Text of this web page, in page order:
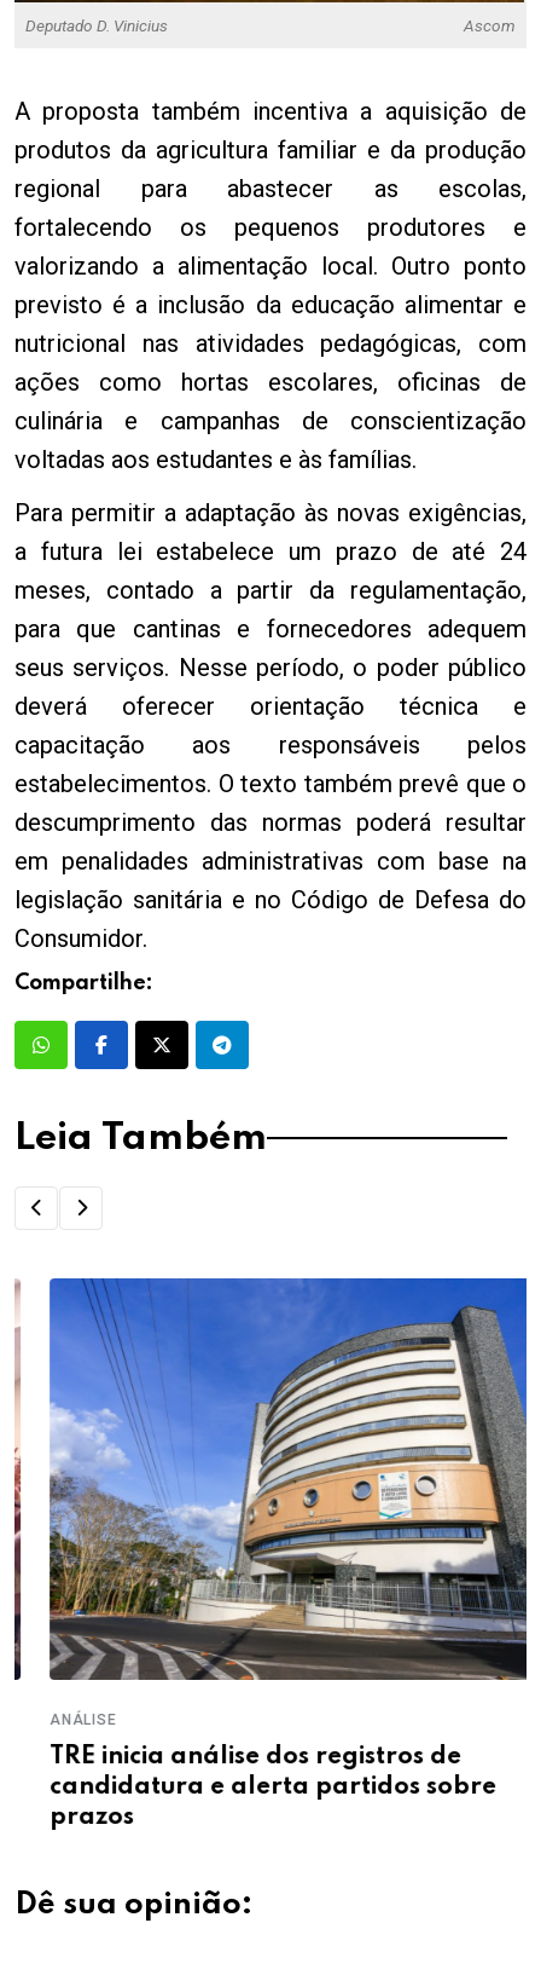
Deputado D. Vinicius Ascom
A proposta também incentiva a aquisição de
produtos da agricultura familiar e da produção
regional para abastecer as escolas,
fortalecendo os pequenos produtores e
valorizando a alimentação local. Outro ponto
previsto é a inclusão da educação alimentar e
nutricional nas atividades pedagógicas, com
ações como hortas escolares, oficinas de
culinária e campanhas de conscientização
voltadas aos estudantes e às famílias.
Para permitir a adaptação às novas exigências,
a futura lei estabelece um prazo de até 24
meses, contado a partir da regulamentação,
para que cantinas e fornecedores adequem
seus serviços. Nesse período, o poder público
deverá oferecer orientação técnica e
capacitação aos responsáveis pelos
estabelecimentos. O texto também prevê que o
descumprimento das normas poderá resultar
em penalidades administrativas com base na
legislação sanitária e no Código de Defesa do
Consumidor.
Compartilhe:
Leia Também
ANÁLISE
TRE inicia análise dos registros de
candidatura e alerta partidos sobre
prazos
Dê sua opinião: